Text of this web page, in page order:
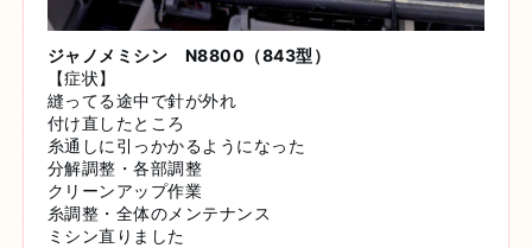
ジャノメミシン N8800（843型）
【症状】
縫ってる途中で針が外れ
付け直したところ
糸通しに引っかかるようになった
分解調整・各部調整
クリーンアップ作業
糸調整・全体のメンテナンス
ミシン直りました